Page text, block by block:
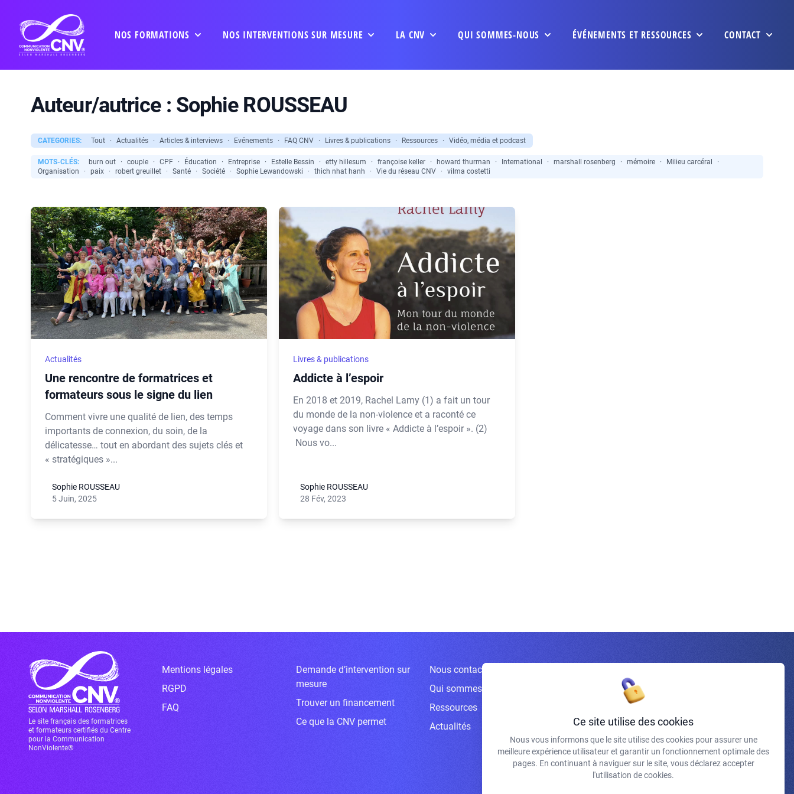
NOS FORMATIONS NOS INTERVENTIONS SUR MESURE LA CNV QUI SOMMES-NOUS ÉVÉNEMENTS ET RESSOURCES CONTACT
Auteur/autrice : Sophie ROUSSEAU
CATEGORIES: Tout · Actualités · Articles & interviews · Evénements · FAQ CNV · Livres & publications · Ressources · Vidéo, média et podcast
MOTS-CLÉS: burn out · couple · CPF · Éducation · Entreprise · Estelle Bessin · etty hillesum · françoise keller · howard thurman · International · marshall rosenberg · mémoire · Milieu carcéral
·
Organisation
· paix · robert greuillet · Santé · Société · Sophie Lewandowski · thich nhat hanh · Vie du réseau CNV · vilma costetti
Actualités
Une rencontre de formatrices et
formateurs sous le signe du lien
Comment vivre une qualité de lien, des temps
importants de connexion, du soin, de la
délicatesse… tout en abordant des sujets clés et
« stratégiques »...
Sophie ROUSSEAU
5 Juin, 2025
Livres & publications
Addicte à l’espoir
En 2018 et 2019, Rachel Lamy (1) a fait un tour
du monde de la non-violence et a raconté ce
voyage dans son livre « Addicte à l’espoir ». (2)
Nous vo...
Sophie ROUSSEAU
28 Fév, 2023
Le site français des formatrices
et formateurs certifiés du Centre
pour la Communication
NonViolente®
Mentions légales
RGPD
FAQ
Demande d’intervention sur
mesure
Trouver un financement
Ce que la CNV permet
Nous contacter
Qui sommes-nous ?
Ressources
Actualités
J'accepte de recevoir vos e-mails et confirme avoir pris
connaissance de votre politique de confidentialité et
mentions légales.
Ce site utilise des cookies
Nous vous informons que le site utilise des cookies pour assurer une
meilleure expérience utilisateur et garantir un fonctionnement optimale des
pages. En continuant à naviguer sur le site, vous déclarez accepter
l'utilisation de cookies.